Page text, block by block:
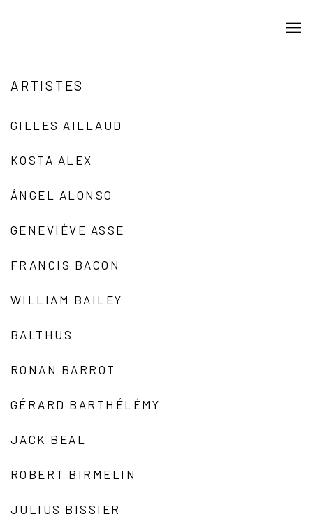
ARTISTES
GILLES AILLAUD
KOSTA ALEX
ÁNGEL ALONSO
GENEVIÈVE ASSE
FRANCIS BACON
WILLIAM BAILEY
BALTHUS
RONAN BARROT
GÉRARD BARTHÉLÉMY
JACK BEAL
ROBERT BIRMELIN
JULIUS BISSIER